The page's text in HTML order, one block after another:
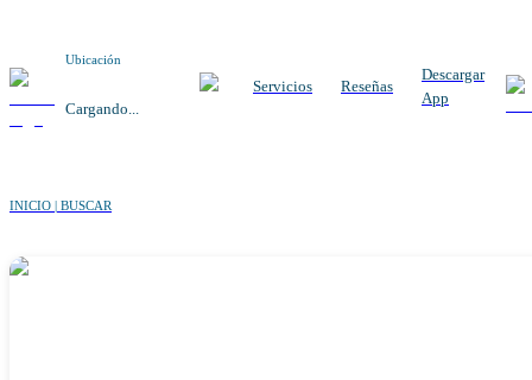
Ubicación
Cargando...
Servicios Reseñas
Descargar
App
INICIO | BUSCAR